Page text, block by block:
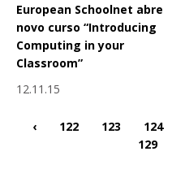
European Schoolnet abre
novo curso “Introducing
Computing in your
Classroom”
12.11.15
‹ 122 123 124
129